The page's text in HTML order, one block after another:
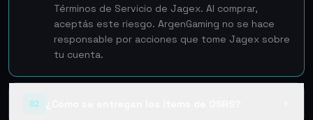
Términos de Servicio de Jagex. Al comprar,
aceptás este riesgo. ArgenGaming no se hace
responsable por acciones que tome Jagex sobre
tu cuenta.
02